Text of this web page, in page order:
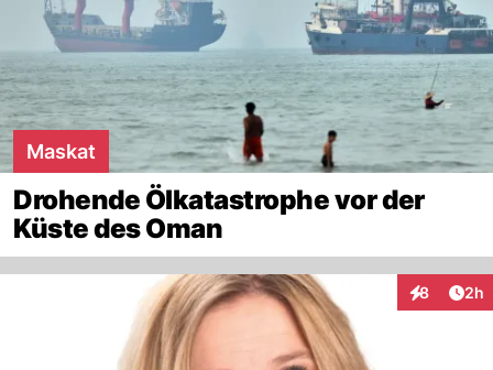
Maskat
Drohende Ölkatastrophe vor der
Küste des Oman
8 2h